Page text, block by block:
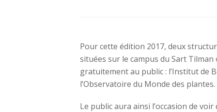
Pour cette édition 2017, deux
situées sur le campus du Sart
gratuitement au public : l’Institut de
l’Observatoire du Monde des plantes.
Le public aura ainsi l’occasion de